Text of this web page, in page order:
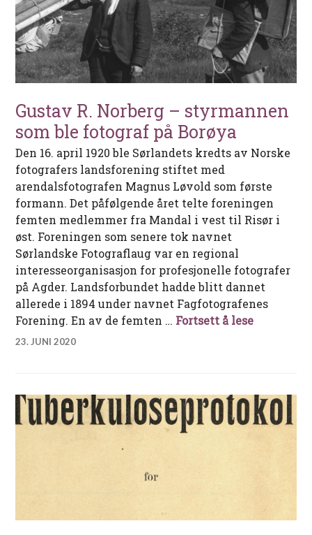
Gustav R. Norberg – styrmannen
som ble fotograf på Borøya
Den 16. april 1920 ble Sørlandets kredts av Norske
fotografers landsforening stiftet med
arendalsfotografen Magnus Løvold som første
formann. Det påfølgende året telte foreningen
femten medlemmer fra Mandal i vest til Risør i
øst. Foreningen som senere tok navnet
Sørlandske Fotograflaug var en regional
interesseorganisasjon for profesjonelle fotografer
på Agder. Landsforbundet hadde blitt dannet
allerede i 1894 under navnet Fagfotografenes
Forening. En av de femten … Fortsett å leseGustav R.
23. JUNI 2020